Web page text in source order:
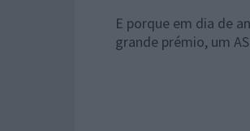
E porque em dia de
grande prémio, um